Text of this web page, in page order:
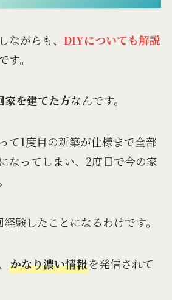
ながらも、 DIYについても解説
す。
家を建てた方なんです。
て1度目の新築が仕様まで全部
なってしまい、2度目で今の家
験したことになるわけです。
かなり濃い情報を発信されて